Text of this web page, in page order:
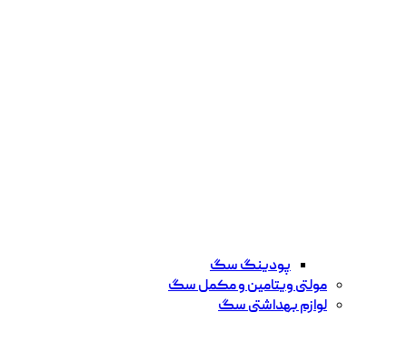
پودینگ سگ
مولتی ویتامین و مکمل سگ
لوازم بهداشتی سگ